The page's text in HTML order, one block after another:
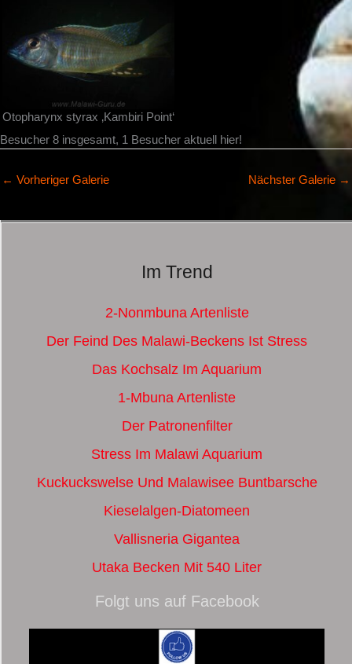
Otopharynx styrax ‚Kambiri Point‘
Besucher 8 insgesamt, 1 Besucher aktuell hier!
← Vorheriger Galerie Nächster Galerie →
Im Trend
2-Nonmbuna Artenliste
Der Feind Des Malawi-Beckens Ist Stress
Das Kochsalz Im Aquarium
1-Mbuna Artenliste
Der Patronenfilter
Stress Im Malawi Aquarium
Kuckuckswelse Und Malawisee Buntbarsche
Kieselalgen-Diatomeen
Vallisneria Gigantea
Utaka Becken Mit 540 Liter
Folgt uns auf Facebook